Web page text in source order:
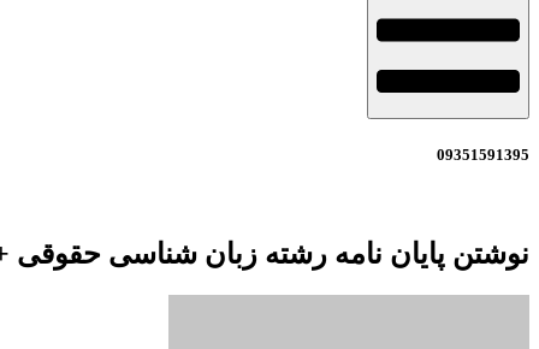
09351591395
نوشتن پایان نامه رشته زبان شناسی حقوقی